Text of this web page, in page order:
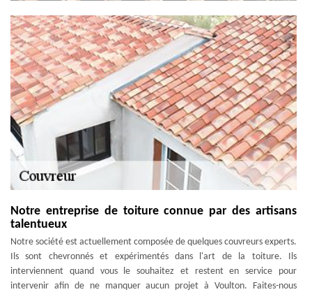
Notre entreprise de toiture connue par des artisans
talentueux
Notre société est actuellement composée de quelques couvreurs experts.
Ils sont chevronnés et expérimentés dans l'art de la toiture. Ils
interviennent quand vous le souhaitez et restent en service pour
intervenir afin de ne manquer aucun projet à Voulton. Faites-nous